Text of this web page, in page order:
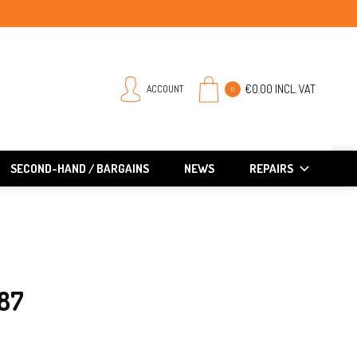
ACCOUNT 0 €0.00 INCL. VAT
SECOND-HAND / BARGAINS NEWS REPAIRS